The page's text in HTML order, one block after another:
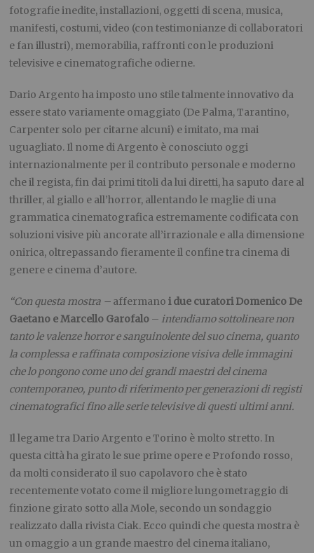
fotografie inedite, installazioni, oggetti di scena, musica,
manifesti, costumi, video (con testimonianze di collaboratori
e fan illustri), memorabilia, raffronti con le produzioni
televisive e cinematografiche odierne.
Dario Argento ha imposto uno stile talmente innovativo da
essere stato variamente omaggiato (De Palma, Tarantino,
Carpenter solo per citarne alcuni) e imitato, ma mai
uguagliato. Il nome di Argento è conosciuto oggi
internazionalmente per il contributo personale e moderno
che il regista, fin dai primi titoli da lui diretti, ha saputo dare al
thriller, al giallo e all’horror, allentando le maglie di una
grammatica cinematografica estremamente codificata con
soluzioni visive più ancorate all’irrazionale e alla dimensione
onirica, oltrepassando fieramente il confine tra cinema di
genere e cinema d’autore.
“Con questa mostra – affermanoi due curatoriDomenico De
Gaetano e Marcello Garofalo – intendiamo sottolineare non
tanto le valenze horror e sanguinolente del suo cinema, quanto
la complessa e raffinata composizione visiva delle immagini
che lo pongono come uno dei grandi maestri del cinema
contemporaneo, punto di riferimento per generazioni di registi
cinematografici fino alle serie televisive di questi ultimi anni.
Il legame tra Dario Argento e Torino è molto stretto. In
questa città ha girato le sue prime opere e Profondo rosso,
da molti considerato il suo capolavoro che è stato
recentemente votato come il migliore lungometraggio di
finzione girato sotto alla Mole, secondo un sondaggio
realizzato dalla rivista Ciak. Ecco quindi che questa mostra è
un omaggio a un grande maestro del cinema italiano,